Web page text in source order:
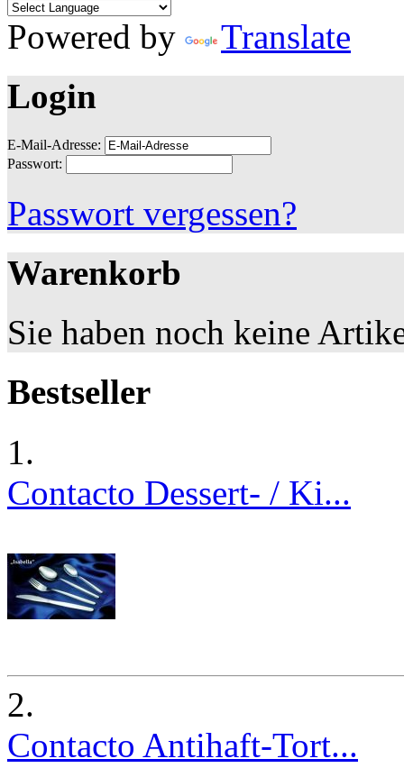
Powered by
Translate
Login
E-Mail-Adresse:
Passwort:
Passwort vergessen?
Warenkorb
Sie haben noch keine
Bestseller
1.
Contacto Dessert- / Ki...
2.
Contacto Antihaft-Tort...